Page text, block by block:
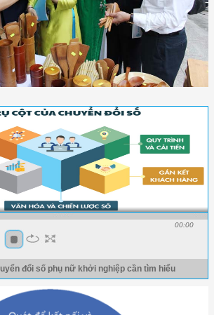
00:00
đổi số phụ nữ khởi nghiệp cần tìm hiểu